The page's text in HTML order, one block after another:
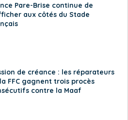
Pare-Brise continue de
aux côtés du Stade
de créance : les réparateurs
FFC gagnent trois procès
contre la Maaf